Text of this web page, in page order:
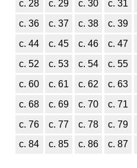
с. 28
с. 29 с. 30 с. 31
с. 36
с. 37 с. 38 с. 39
с. 44
с. 45 с. 46 с. 47
с. 52
с. 53 с. 54 с. 55
с. 60
с. 61 с. 62 с. 63
с. 68
с. 69 с. 70 с. 71
с. 76
с. 77 с. 78 с. 79
с. 84
с. 85 с. 86 с. 87